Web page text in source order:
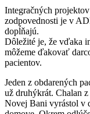
Integračných
zodpovednosti je v
dopĺňajú.
Dôležité je, že vďaka
môžeme ďakovať
pacientov.
Jeden z obdarených
už druhýkrát. Chalan
Novej Bani vyrástol v